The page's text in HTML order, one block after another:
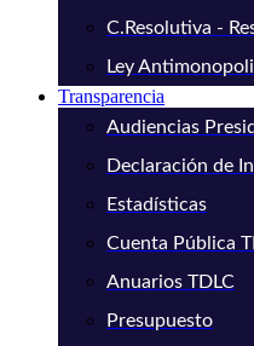
C.Resolutiva -
Ley
Transparencia
Audiencias
Declaración de
Estadísticas
Cuenta Pública
Anuarios TDLC
Presupuesto